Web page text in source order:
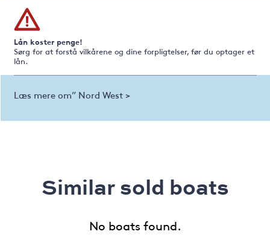
Lån koster penge!
Sørg for at forstå vilkårene og dine forpligtelser, før du optager et
lån.
Læs mere om” Nord West >
Similar sold boats
No boats found.